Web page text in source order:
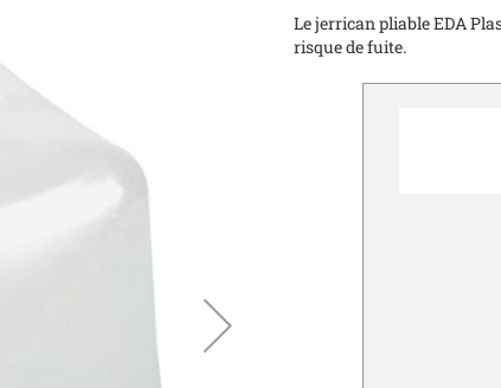
Le jerrican pliable EDA
risque de fuite.